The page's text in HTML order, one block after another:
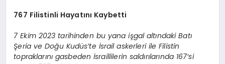
767 Filistinli Hayatını Kaybetti
7 Ekim 2023 tarihinden bu yana işgal altındaki Batı
Şeria ve Doğu Kudüs’te İsrail askerleri ile Filistin
topraklarını gasbeden İsraillilerin saldırılarında 167’si